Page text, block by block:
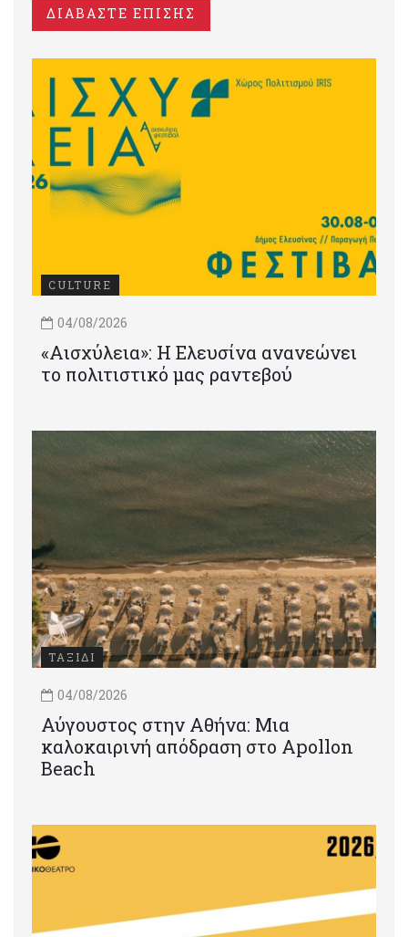
ΔΙΑΒΑΣΤΕ ΕΠΙΣΗΣ
CULTURE
04/08/2026
«Αισχύλεια»: Η Ελευσίνα ανανεώνει
το πολιτιστικό μας ραντεβού
ΤΑΞΙΔΙ
04/08/2026
Αύγουστος στην Αθήνα: Μια
καλοκαιρινή απόδραση στο Apollon
Beach